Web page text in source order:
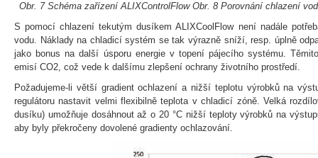
Obr. 7 Schéma zařízení ALIXControlFlow Obr. 8 Porovnání chlazení
S pomocí chlazení tekutým dusíkem ALIXCoolFlow není nadále
vodu. Náklady na chladicí systém se tak výrazně sníží, resp. úplně
jako bonus na další úsporu energie v topení pájecího systému.
emisí CO2, což vede k dalšímu zlepšení ochrany životního prostředí.
Požadujeme-li větší gradient ochlazení a nižší teplotu výrobků na
regulátoru nastavit velmi flexibilně teplota v chladicí zóně. Velká
dusíku) umožňuje dosáhnout až o 20 °C nižší teploty výrobků na
aby byly překročeny dovolené gradienty ochlazování.